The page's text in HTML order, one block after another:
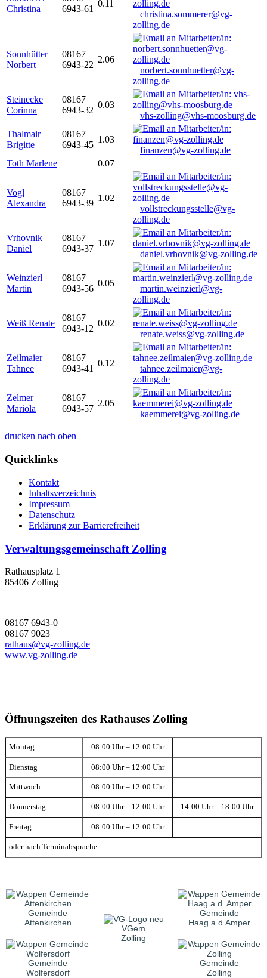
Christina
6943-61
0.11
christina.sommerer@vg-
zolling.de
Sonnhütter
Norbert
08167
6943-22
2.06
norbert.sonnhuetter@vg-
zolling.de
Steinecke
Corinna
08167
6943-32
0.03
vhs-zolling@vhs-moosburg.de
Thalmair
Brigitte
08167
6943-45
1.03
finanzen@vg-zolling.de
Toth Marlene
0.07
Vogl
Alexandra
08167
6943-39
1.02
vollstreckungsstelle@vg-
zolling.de
Vrhovnik
Daniel
08167
6943-37
1.07
daniel.vrhovnik@vg-zolling.de
Weinzierl
Martin
08167
6943-56
0.05
martin.weinzierl@vg-
zolling.de
Weiß Renate
08167
6943-12
0.02
renate.weiss@vg-zolling.de
Zeilmaier
Tahnee
08167
6943-41
0.12
tahnee.zeilmaier@vg-
zolling.de
Zelmer
Mariola
08167
6943-57
2.05
kaemmerei@vg-zolling.de
drucken nach oben
Quicklinks
Kontakt
Inhaltsverzeichnis
Impressum
Datenschutz
Erklärung zur Barrierefreiheit
Verwaltungsgemeinschaft Zolling
Rathausplatz 1
85406 Zolling
08167 6943-0
08167 9023
rathaus@vg-zolling.de
www.vg-zolling.de
Öffnungszeiten des Rathauses Zolling
Montag 08:00 Uhr – 12:00 Uhr
Dienstag 08:00 Uhr – 12:00 Uhr
Mittwoch 08:00 Uhr – 12:00 Uhr
Donnerstag 08:00 Uhr – 12:00 Uhr 14:00 Uhr – 18:00 Uhr
Freitag 08:00 Uhr – 12:00 Uhr
oder nach Terminabsprache
Gemeinde
Attenkirchen
VGem
Zolling
Gemeinde
Haag a.d.Amper
Gemeinde
Wolfersdorf
Gemeinde
Zolling